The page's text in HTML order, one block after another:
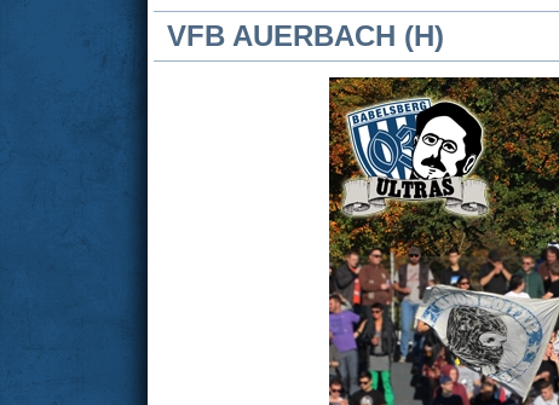
VFB AUERBACH (H)